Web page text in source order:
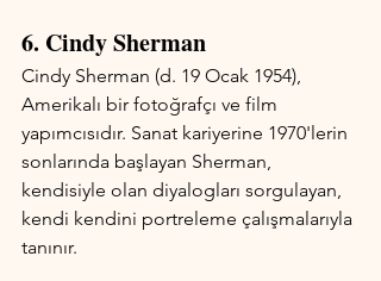
6. Cindy Sherman
Cindy Sherman (d. 19 Ocak 1954),
Amerikalı bir fotoğrafçı ve film
yapımcısıdır. Sanat kariyerine 1970'lerin
sonlarında başlayan Sherman,
kendisiyle olan diyalogları sorgulayan,
kendi kendini portreleme çalışmalarıyla
tanınır.